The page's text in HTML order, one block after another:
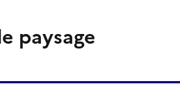
paysage